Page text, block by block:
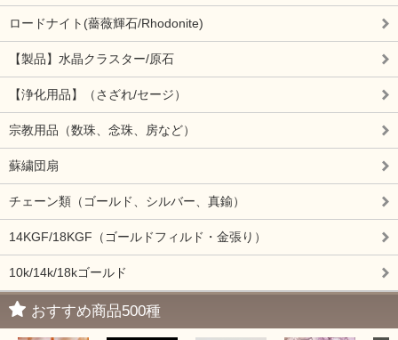
ロードナイト(薔薇輝石/Rhodonite)
【製品】水晶クラスター/原石
【浄化用品】（さざれ/セージ）
宗教用品（数珠、念珠、房など）
蘇繍団扇
チェーン類（ゴールド、シルバー、真鍮）
14KGF/18KGF（ゴールドフィルド・金張り）
10k/14k/18kゴールド
おすすめ商品500種